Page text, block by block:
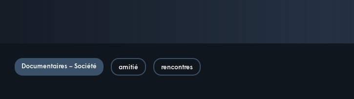
Documentaires – Société amitié rencontres